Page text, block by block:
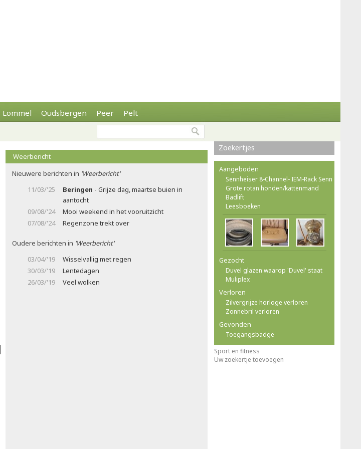
Lommel Oudsbergen Peer Pelt
Weerbericht
Nieuwere berichten in 'Weerbericht'
11/03/'25
Beringen - Grijze dag, maartse buien in
aantocht
09/08/'24
Mooi weekend in het vooruitzicht
07/08/'24
Regenzone trekt over
Oudere berichten in 'Weerbericht'
03/04/'19
Wisselvallig met regen
30/03/'19
Lentedagen
26/03/'19
Veel wolken
Zoekertjes
Aangeboden
Sennheiser 8-Channel- IEM-Rack Senn
Grote rotan honden/kattenmand
Badlift
Leesboeken
Gezocht
Duvel glazen waarop 'Duvel' staat
Muliplex
Verloren
Zilvergrijze horloge verloren
Zonnebril verloren
Gevonden
Toegangsbadge
Sport en fitness
Uw zoekertje toevoegen